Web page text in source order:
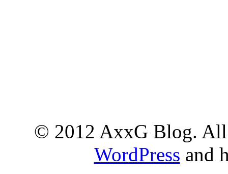
© 2012 AxxG Blog. All
WordPress and